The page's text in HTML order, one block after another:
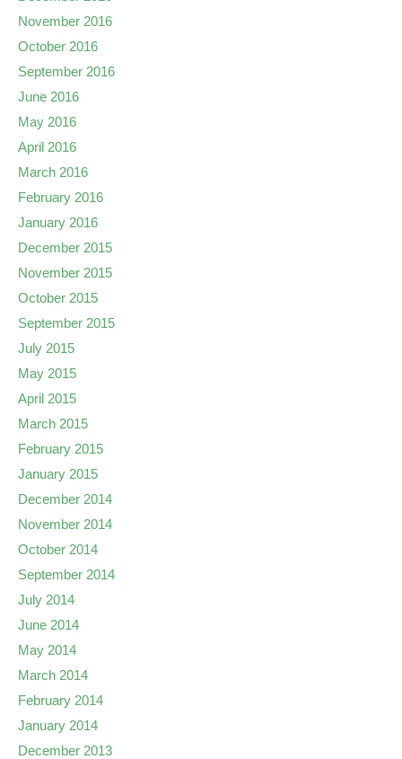
November 2016
October 2016
September 2016
June 2016
May 2016
April 2016
March 2016
February 2016
January 2016
December 2015
November 2015
October 2015
September 2015
July 2015
May 2015
April 2015
March 2015
February 2015
January 2015
December 2014
November 2014
October 2014
September 2014
July 2014
June 2014
May 2014
March 2014
February 2014
January 2014
December 2013